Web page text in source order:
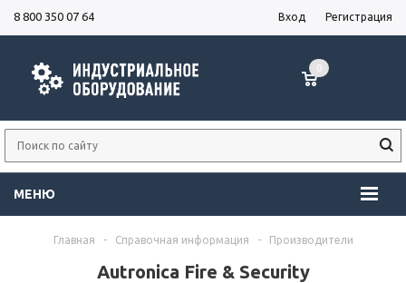
8 800 350 07 64 Вход Регистрация
МЕНЮ
0
Главная - Справочная информация - Производители
Autronica Fire & Security